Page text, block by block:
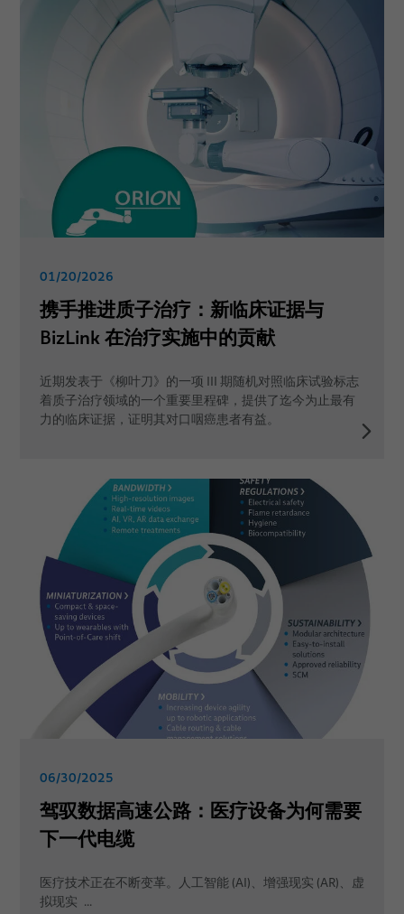
01/20/2026
携手推进质子治疗：新临床证据与
BizLink 在治疗实施中的贡献
近期发表于《柳叶刀》的一项 III 期随机对照临床试验标志
着质子治疗领域的一个重要里程碑，提供了迄今为止最有
力的临床证据，证明其对口咽癌患者有益。
06/30/2025
驾驭数据高速公路：医疗设备为何需要
下一代电缆
医疗技术正在不断变革。人工智能 (AI)、增强现实 (AR)、虚
拟现实 ...